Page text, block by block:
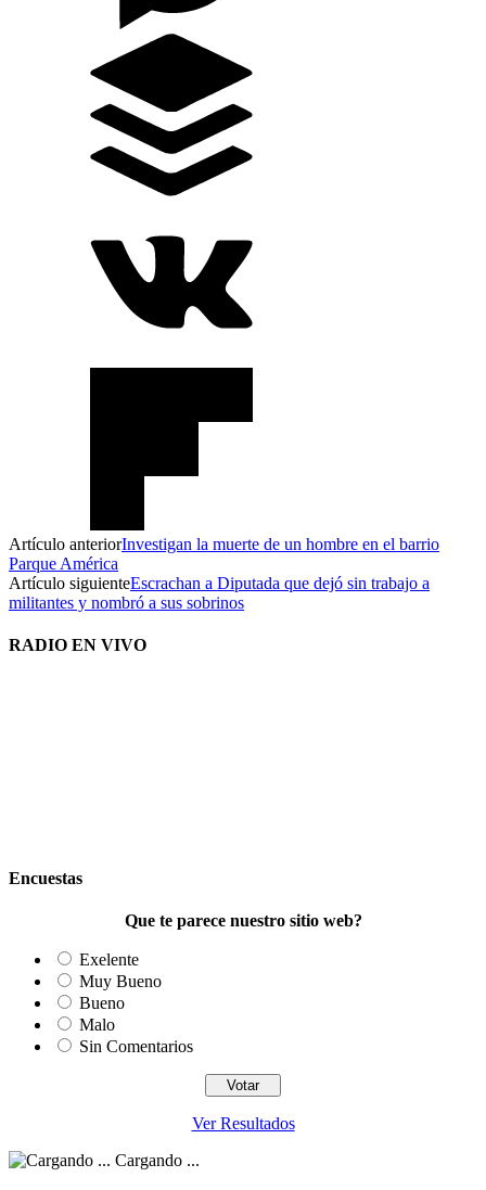
Artículo anteriorInvestigan la muerte de un hombre en el barrio
Parque América
Artículo siguienteEscrachan a Diputada que dejó sin trabajo a
militantes y nombró a sus sobrinos
RADIO EN VIVO
Encuestas
Que te parece nuestro sitio web?
Exelente
Muy Bueno
Bueno
Malo
Sin Comentarios
Ver Resultados
Cargando ...